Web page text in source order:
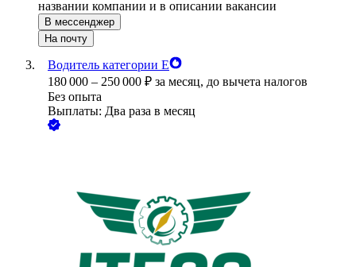
названии компании и в описании вакансии
В мессенджер
На почту
Водитель категории Е
180 000 – 250 000 ₽ за месяц, до вычета налогов
Без опыта
Выплаты: Два раза в месяц